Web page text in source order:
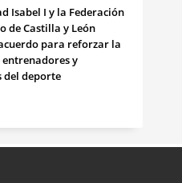
Isabel I y la Federación
de Castilla y León
para reforzar la
y
del deporte